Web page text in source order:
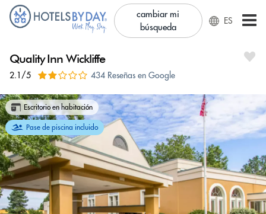
cambiar mi
búsqueda
ES
Quality Inn Wickliffe
2.1/5 434 Reseñas en Google
Escritorio en habitación
Pase de piscina incluido